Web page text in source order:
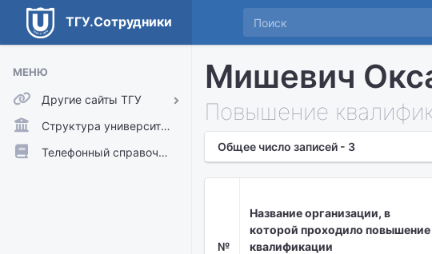
ТГУ.Сотрудники
МЕНЮ
Другие сайты ТГУ
ТГУ.Аккаунты
ТГУ.Расписание
Структура университета
Телефонный справочник
Мишевич
Повышение
Общее число записей - 3
№
Название организации, в
которой проходило повышение
квалификации